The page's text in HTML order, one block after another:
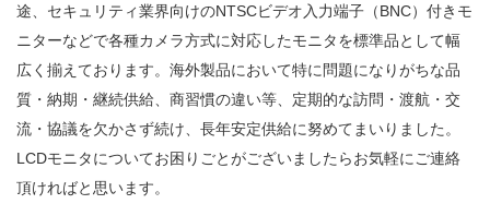
途、セキュリティ業界向けのNTSCビデオ入力端子（BNC）付きモ
ニターなどで各種カメラ方式に対応したモニタを標準品として幅
広く揃えております。海外製品において特に問題になりがちな品
質・納期・継続供給、商習慣の違い等、定期的な訪問・渡航・交
流・協議を欠かさず続け、長年安定供給に努めてまいりました。
LCDモニタについてお困りごとがございましたらお気軽にご連絡
頂ければと思います。